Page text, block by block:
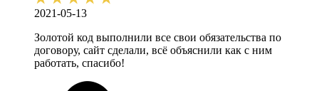
2021-05-13
Золотой код выполнили все свои обязательства по
договору, сайт сделали, всё объяснили как с ним
работать, спасибо!